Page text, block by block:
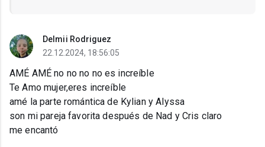
Delmii Rodriguez
22.12.2024, 18:56:05
AMÉ AMÉ no no no no es increíble
Te Amo mujer,eres increíble
amé la parte romántica de Kylian y Alyssa
son mi pareja favorita después de Nad y Cris claro
me encantó